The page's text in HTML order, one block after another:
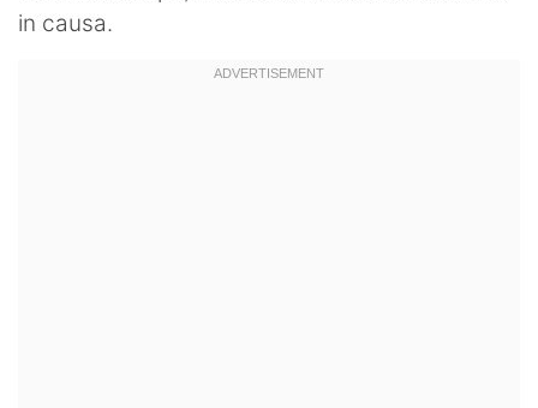
Pallanuoto
in causa.